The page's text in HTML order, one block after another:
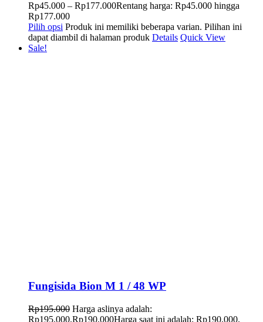
Rp45.000 – Rp177.000Rentang harga: Rp45.000 hingga
Rp177.000
Pilih opsi Produk ini memiliki beberapa varian. Pilihan ini
dapat diambil di halaman produk Details Quick View
Sale!
Fungisida Bion M 1 / 48 WP
Rp195.000 Harga aslinya adalah:
Rp195.000.Rp190.000Harga saat ini adalah: Rp190.000.